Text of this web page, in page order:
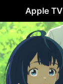
Apple TV